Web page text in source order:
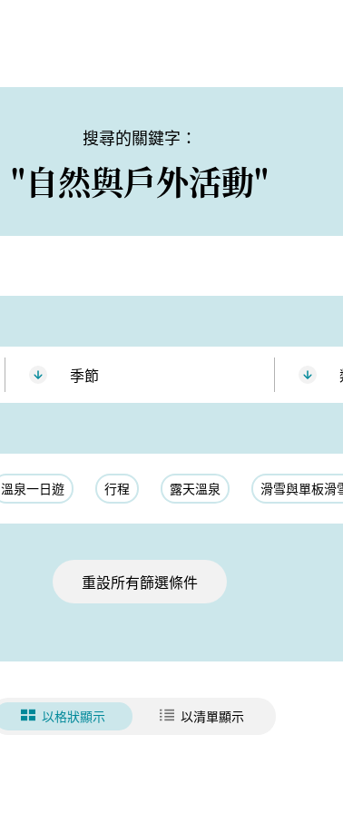
搜尋的關鍵字：
"自然與戶外活動"
季節
溫泉一日遊 行程 露天溫泉 滑雪與單板滑
重設所有篩選條件
以格狀顯示 以清單顯示